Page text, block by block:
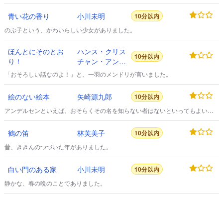
青い花の香り 小川未明 10分以内
のぶ子という、かわいらしい少女がありました。
ほんとにそのとお
り！
ハンス・クリス
チャン・アンデ
ルセン
10分以内
「おそろしい話なのよ！」と、一羽のメンドリが言いました。
絵のない絵本 矢崎源九郎 10分以内
アンデルセンといえば、おそらくその名を知らない者はないといってもよいで
鶴の笛 林芙美子 10分以内
昔、ききんのつづいた年がありました。
白い門のある家 小川未明 10分以内
静かな、春の晩のことでありました。